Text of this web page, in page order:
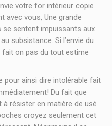
votre for intérieur copie
avec vous, Une grande
sentent impuissants aux
subsistance. Si l’envie du
fait on pas du tout estime
pour ainsi dire intolérable fait
Du fait que
résister en matière de usé
croyez seulement cet